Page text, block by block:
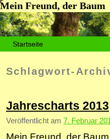
Mein Freund, der Baum
Startseite
Schlagwort-
Jahrescharts 2013
Veröffentlicht am 7. Februar